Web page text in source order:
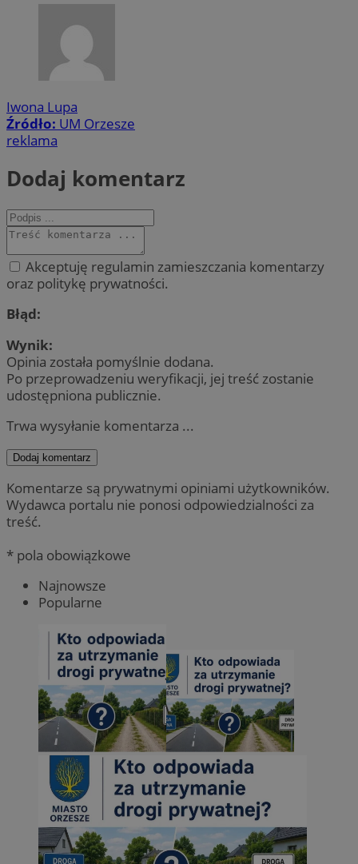
Iwona Lupa
Źródło: UM Orzesze
reklama
Dodaj komentarz
Akceptuję regulamin zamieszczania komentarzy
oraz politykę prywatności.
Błąd:
Wynik:
Opinia została pomyślnie dodana.
Po przeprowadzeniu weryfikacji, jej treść zostanie
udostępniona publicznie.
Trwa wysyłanie komentarza ...
Dodaj komentarz
Komentarze są prywatnymi opiniami użytkowników.
Wydawca portalu nie ponosi odpowiedzialności za
treść.
* pola obowiązkowe
Najnowsze
Popularne